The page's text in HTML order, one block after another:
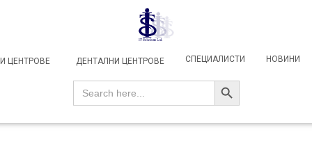
ЦЕНТРОВЕ ДЕНТАЛНИ ЦЕНТРОВЕ СПЕЦИАЛИСТИ НОВИНИ
Search
SEARCH BUTTON